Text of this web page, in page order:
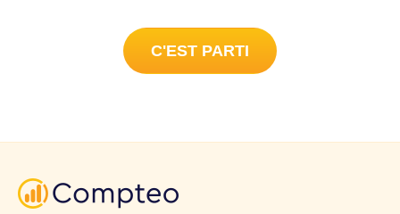
C'EST PARTI